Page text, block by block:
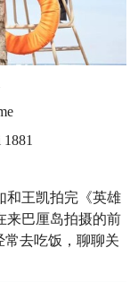
1881
和王凯拍完《英雄
来巴厘岛拍摄的前
常去吃饭，聊聊关